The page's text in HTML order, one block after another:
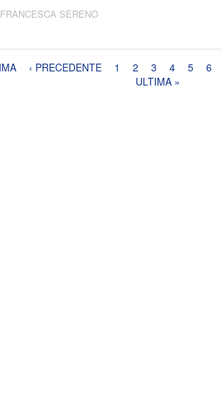
FRANCESCA SERENO
‹ PRECEDENTE 1 2 3 4 5 6
ULTIMA »